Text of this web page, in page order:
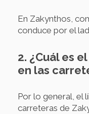
En Zakynthos,
conduce por el
2. ¿Cuál es
en las
Por lo general, el
carreteras de